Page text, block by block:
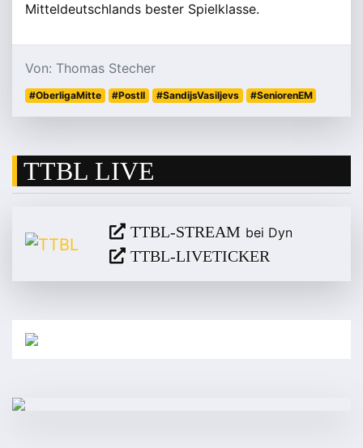
Mitteldeutschlands bester Spielklasse.
Von: Thomas Stecher
#OberligaMitte #PostII #SandijsVasiljevs #SeniorenEM
TTBL LIVE
TTBL-STREAM bei Dyn
TTBL-LIVETICKER